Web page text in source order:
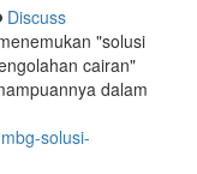
Discuss
"solusi
cairan"
dalam
solusi-